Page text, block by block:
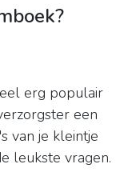
erg populair
een
van je kleintje
leukste vragen.